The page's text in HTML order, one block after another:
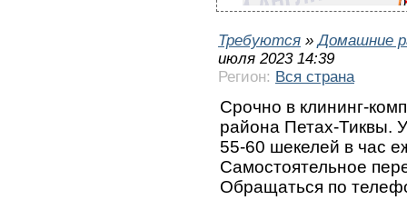
Требуются »Домашние
июля 2023 14:39
Регион: Вся страна
Срочно в клининг-
района Петах-Тиквы.
55-60 шекелей в час
Самостоятельное
Обращаться по